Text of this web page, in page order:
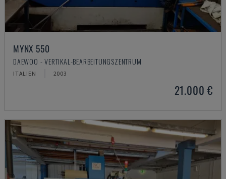
MYNX 550
DAEWOO - VERTIKAL-BEARBEITUNGSZENTRUM
ITALIEN 2003
21.000 €